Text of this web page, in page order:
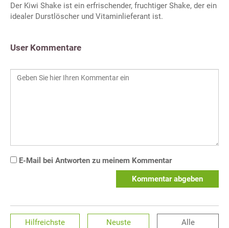
Der Kiwi Shake ist ein erfrischender, fruchtiger Shake, der ein
idealer Durstlöscher und Vitaminlieferant ist.
User Kommentare
E-Mail bei Antworten zu meinem Kommentar
Kommentar abgeben
Hilfreichste Neuste Alle